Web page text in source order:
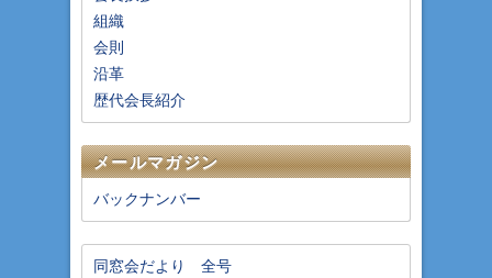
組織
会則
沿革
歴代会長紹介
メールマガジン
バックナンバー
同窓会だより 全号